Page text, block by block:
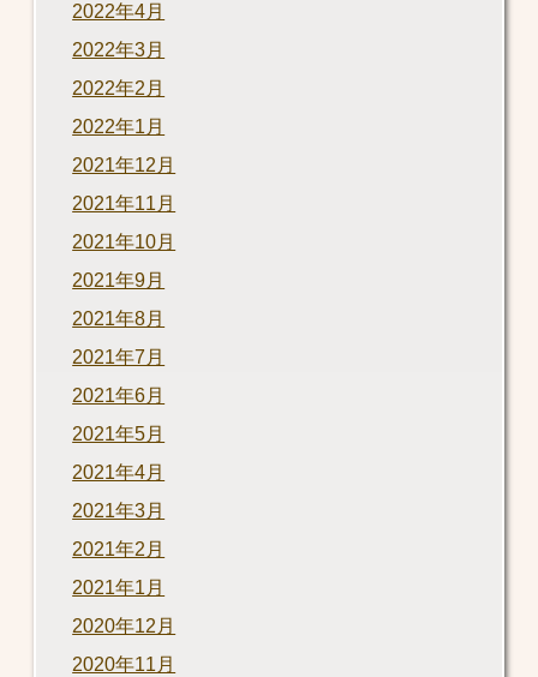
2022年4月
2022年3月
2022年2月
2022年1月
2021年12月
2021年11月
2021年10月
2021年9月
2021年8月
2021年7月
2021年6月
2021年5月
2021年4月
2021年3月
2021年2月
2021年1月
2020年12月
2020年11月